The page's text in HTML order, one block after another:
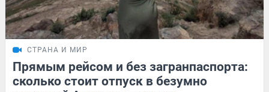
СТРАНА И МИР
Прямым рейсом и без загранпаспорта:
сколько стоит отпуск в безумно